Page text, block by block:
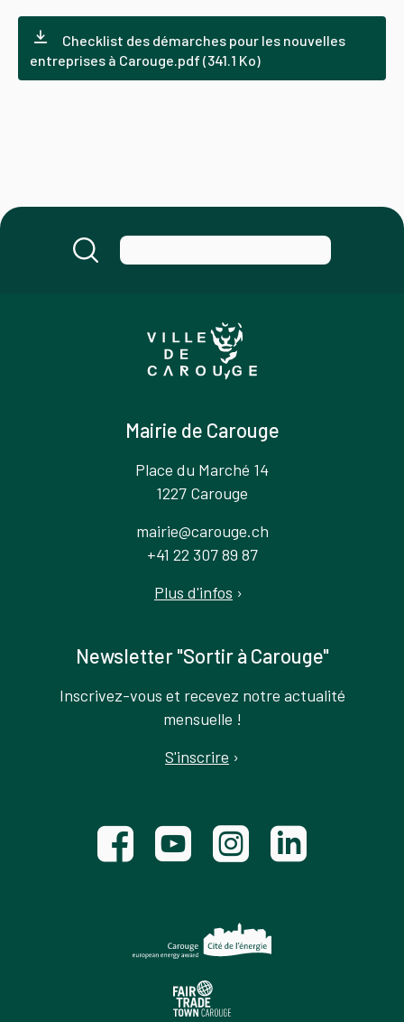
CAROUGE SE CONSTRUIT
Checklist des démarches pour les nouvelles
entreprises à Carouge.pdf (341.1 Ko)
Mairie de Carouge
Place du Marché 14
1227 Carouge
mairie@carouge.ch
+41 22 307 89 87
Plus d'infos ›
Newsletter "Sortir à Carouge"
Inscrivez-vous et recevez notre actualité
mensuelle !
S'inscrire ›